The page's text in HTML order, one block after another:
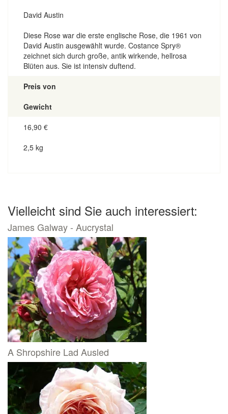
David Austin
Diese Rose war die erste englische Rose, die 1961 von
David Austin ausgewählt wurde. Costance Spry®
zeichnet sich durch große, antik wirkende, hellrosa
Blüten aus. Sie ist intensiv duftend.
Preis von
Gewicht
16,90 €
2,5 kg
Vielleicht sind Sie auch interessiert:
James Galway - Aucrystal
A Shropshire Lad Ausled